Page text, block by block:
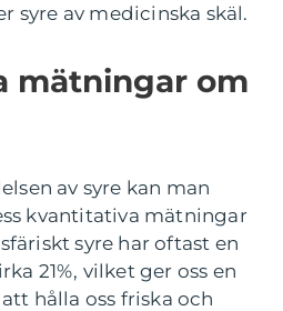
syre av medicinska skäl.
mätningar om
av syre kan man
kvantitativa mätningar
syre har oftast en
21%, vilket ger oss en
hålla oss friska och